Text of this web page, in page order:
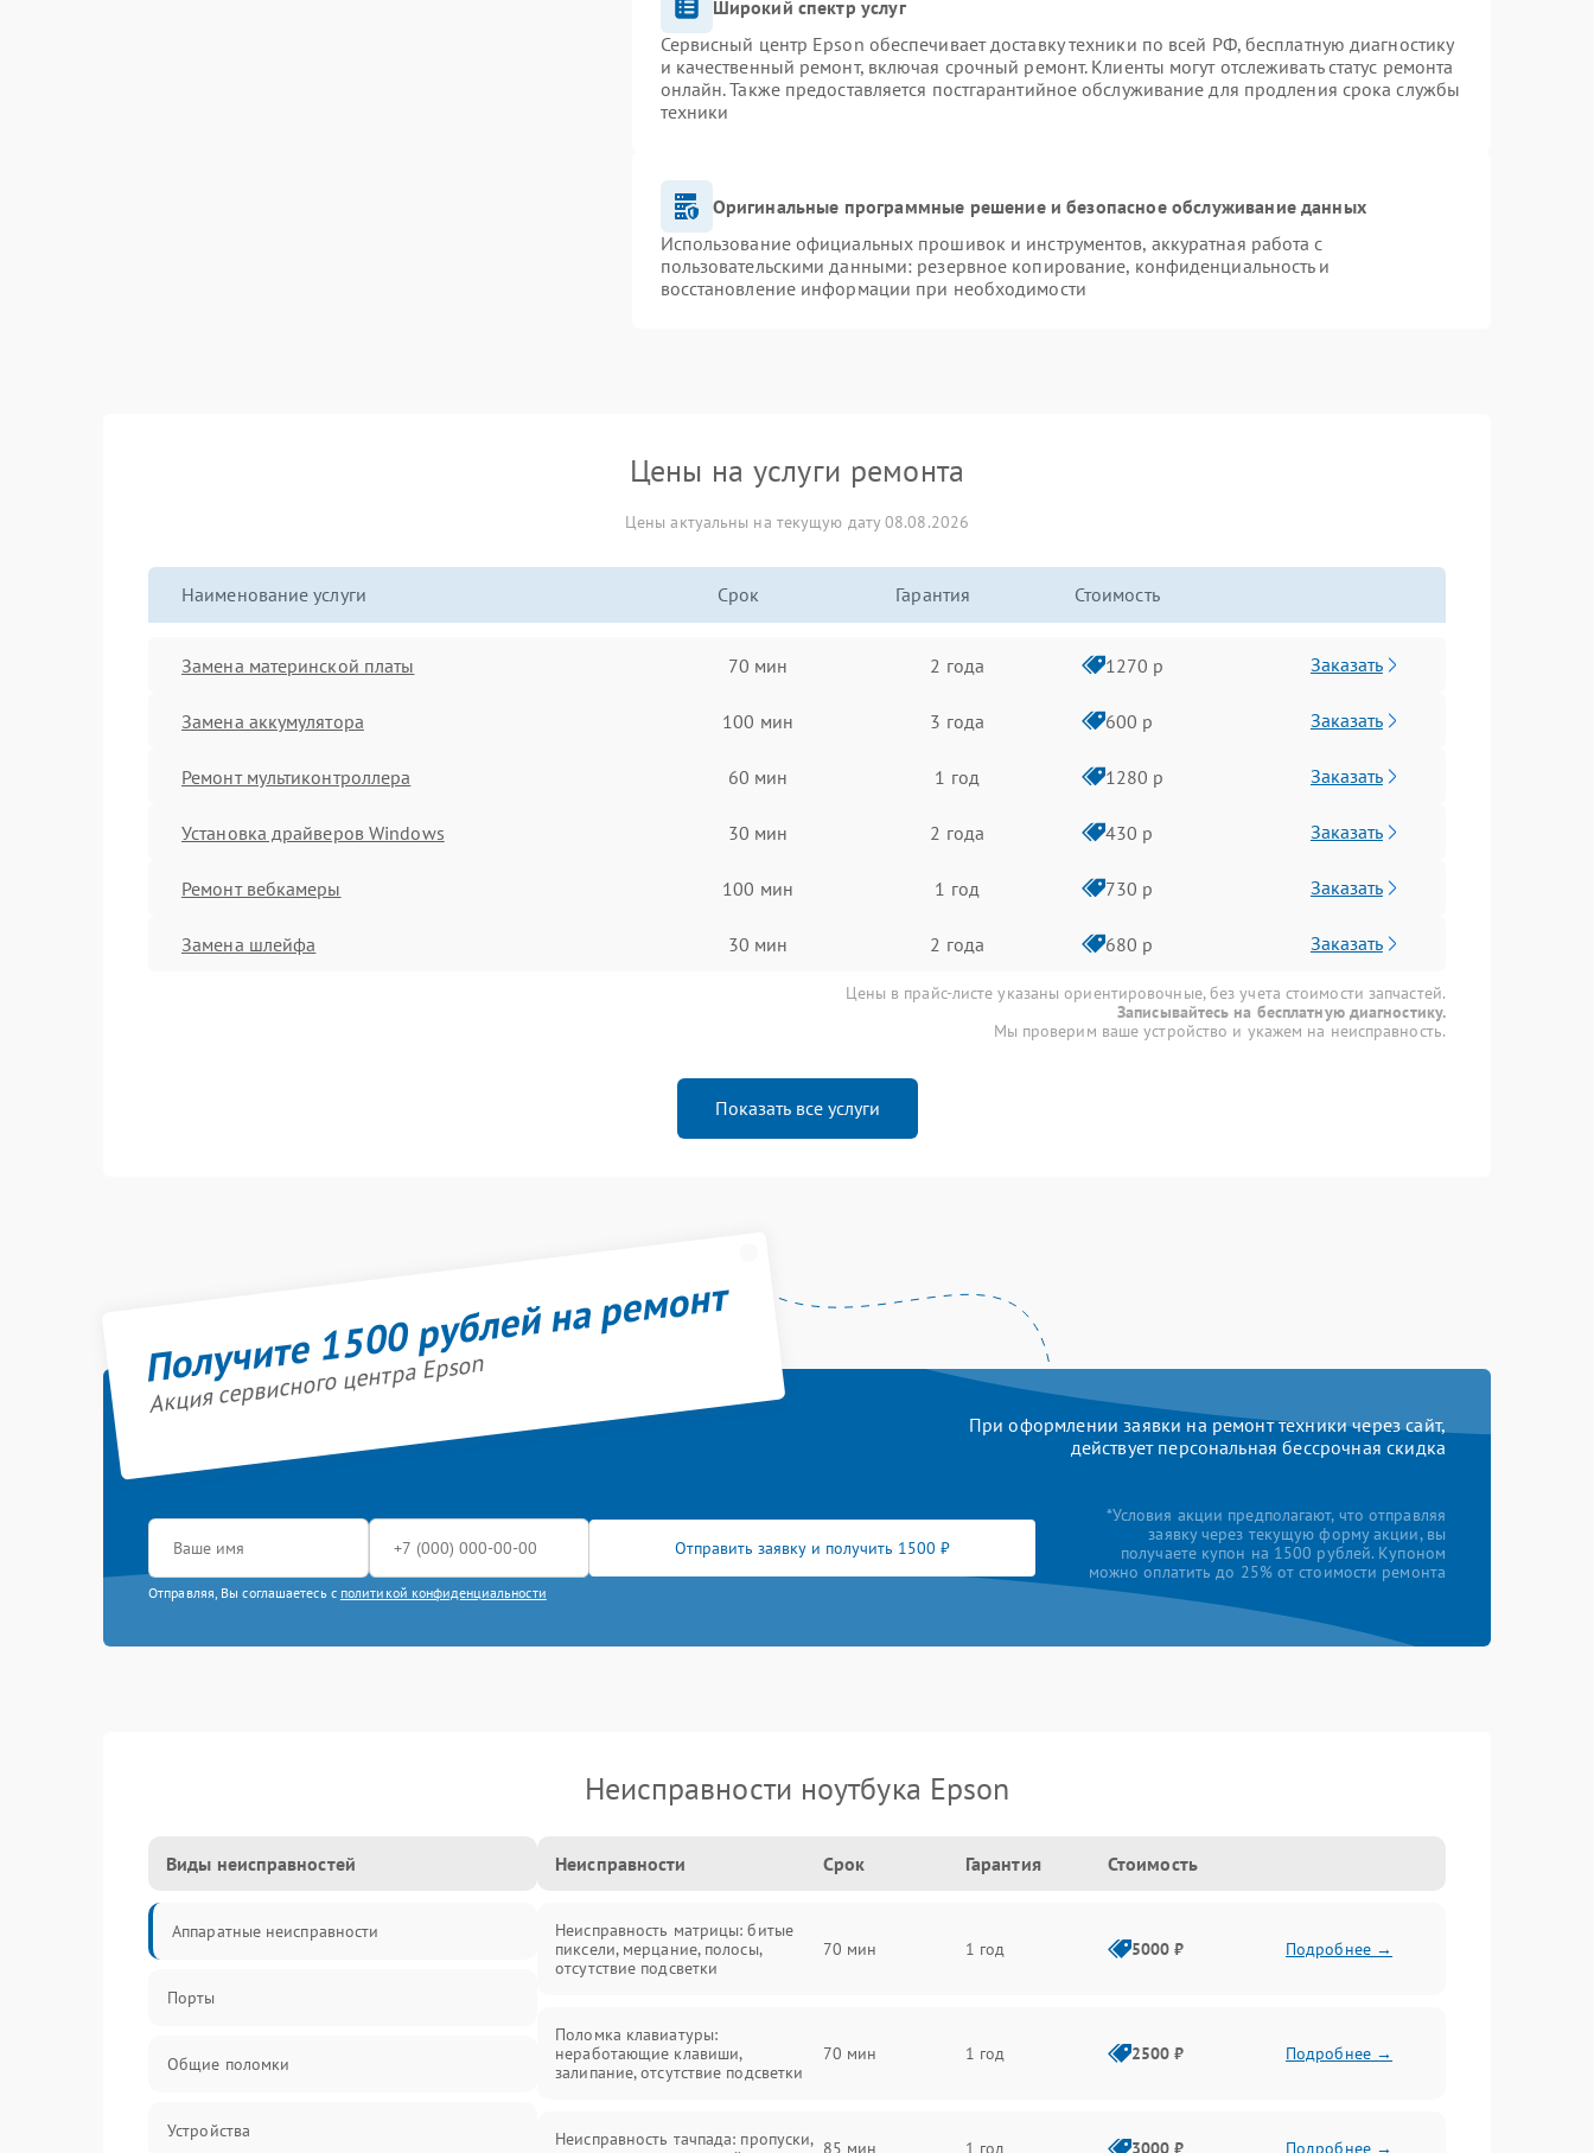
Широкий спектр услуг
Сервисный центр Epson обеспечивает доставку техники по всей РФ, бесплатную диагностику
и качественный ремонт, включая срочный ремонт. Клиенты могут отслеживать статус ремонта
онлайн. Также предоставляется постгарантийное обслуживание для продления срока службы
техники
Оригинальные программные решение и безопасное обслуживание данных
Использование официальных прошивок и инструментов, аккуратная работа с
пользовательскими данными: резервное копирование, конфиденциальность и
восстановление информации при необходимости
Цены на услуги ремонта
Цены актуальны на текущую дату 08.08.2026
Наименование услуги Срок Гарантия Стоимость
Замена материнской платы 70 мин 2 года 1270 р Заказать
Замена аккумулятора 100 мин 3 года 600 р Заказать
Ремонт мультиконтроллера 60 мин 1 год 1280 р Заказать
Установка драйверов Windows 30 мин 2 года 430 р Заказать
Ремонт вебкамеры 100 мин 1 год 730 р Заказать
Замена шлейфа 30 мин 2 года 680 р Заказать
Цены в прайс-листе указаны ориентировочные, без учета стоимости запчастей.
Записывайтесь на бесплатную диагностику.
Мы проверим ваше устройство и укажем на неисправность.
Показать все услуги
Получите 1500 рублей на ремонт
Акция сервисного центра Epson
При оформлении заявки на ремонт техники через сайт,
действует персональная бессрочная скидка
Отправить заявку и получить 1500 ₽
Отправляя, Вы соглашаетесь с политикой конфиденциальности
*Условия акции предполагают, что отправляя
заявку через текущую форму акции, вы
получаете купон на 1500 рублей. Купоном
можно оплатить до 25% от стоимости ремонта
Неисправности ноутбука Epson
Виды неисправностей
Аппаратные неисправности
Порты
Общие поломки
Устройства
Неисправности Срок Гарантия Стоимость
Неисправность матрицы: битые
пиксели, мерцание, полосы,
отсутствие подсветки
70 мин 1 год 5000 ₽ Подробнее →
Поломка клавиатуры:
неработающие клавиши,
залипание, отсутствие подсветки
70 мин 1 год 2500 ₽ Подробнее →
Неисправность тачпада: пропуски, 85 мин 1 год 3000 ₽ Подробнее →